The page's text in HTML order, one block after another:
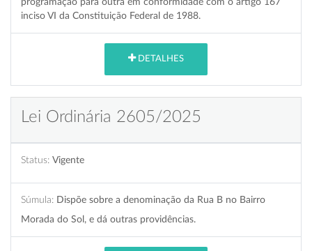
inciso VI da Constituição Federal de 1988.
DETALHES
Lei Ordinária 2605/2025
Status: Vigente
Súmula: Dispõe sobre a denominação da Rua B no Bairro
Morada do Sol, e dá outras providências.